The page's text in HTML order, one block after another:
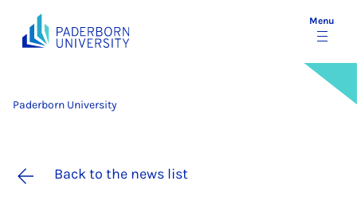
Menu
Paderborn University
Back to the news list